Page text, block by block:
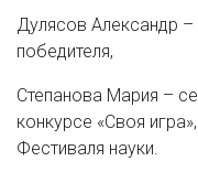
Дулясов Александр
победителя,
Степанова Мария –
конкурсе «Своя
Фестиваля науки.